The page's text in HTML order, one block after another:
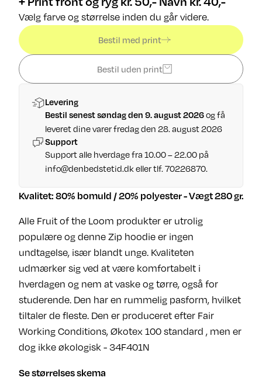
Vælg farve og størrelse inden du går videre.
Bestil med print
Bestil uden print
Levering
Bestil senest søndag den 9. august 2026og få
leveret dine varer fredag den 28. august 2026
Support
Support alle hverdage fra 10.00 – 22.00 på
info@denbedstetid.dk eller tlf. 70226870.
Kvalitet: 80% bomuld / 20% polyester - Vægt 280 gr.
Alle Fruit of the Loom produkter er utrolig
populære og denne Zip hoodie er ingen
undtagelse, især blandt unge. Kvaliteten
udmærker sig ved at være komfortabelt i
hverdagen og nem at vaske og tørre, også for
studerende. Den har en rummelig pasform, hvilket
tiltaler de fleste. Den er produceret efter Fair
Working Conditions, Økotex 100 standard , men er
dog ikke økologisk - 34F401N
Se størrelses skema